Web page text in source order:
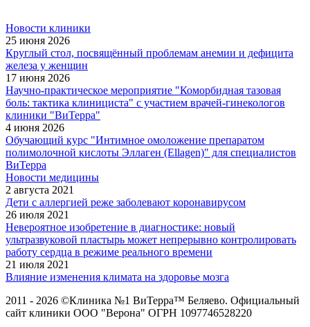
Новости клиники
25 июня 2026
Круглый стол, посвящённый проблемам анемии и дефицита
железа у женщин
17 июня 2026
Научно-практическое мероприятие "Коморбидная тазовая
боль: тактика клинициста" с участием врачей-гинекологов
клиники "ВиТерра"
4 июня 2026
Обучающий курс "Интимное омоложение препаратом
полимолочной кислоты Эллаген (Ellagen)" для специалистов
ВиТерра
Новости медицины
2 августа 2021
Дети с аллергией реже заболевают коронавирусом
26 июля 2021
Невероятное изобретение в диагностике: новый
ультразвуковой пластырь может непрерывно контролировать
работу сердца в режиме реального времени
21 июля 2021
Влияние изменения климата на здоровье мозга
2011 - 2026 ©Клиника №1 ВиТерра™ Беляево. Официальный
сайт клиники ООО "Верона" ОГРН 1097746528220